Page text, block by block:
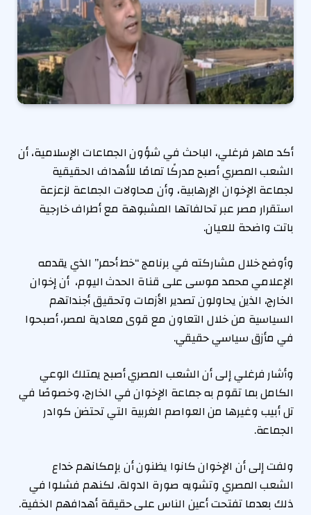
أكد ماهر فرغلي، الباحث في شؤون الجماعات الإسلامية، أن
الشعب المصري أصبح مدركًا تمامًا للأهداف الحقيقية
لجماعة الإخوان الإرهابية، وأن محاولات الجماعة لزعزعة
استقرار مصر عبر تحالفاتها المشبوهة مع أطراف خارجية
باتت واضحة للعيان.
وأوضح خلال مشاركته في برنامج “خط أحمر” الذي يقدمه
الإعلامي محمد موسى على قناة الحدث اليوم، أن إخوان
الخارج، الذين يحاولون تصدير الأزمات وتحقيق أجنداتهم
السياسية من خلال التعاون مع قوى معادية لمصر، أصبحوا
في مأزق سياسي حقيقي.
وأشار فرغلي إلى أن الشعب المصري أصبح يمتلك الوعي
الكامل بما تقوم به جماعة الإخوان في الخارج، وخصوصًا في
تل أبيب وغيرها من العواصم الغربية التي تحتضن كوادر
الجماعة.
ولفت إلى أن الإخوان كانوا يظنون أن بإمكانهم خداع
الشعب المصري وتشويه صورة الدولة، لكنهم فشلوا في
ذلك بعدما تفتحت أعين الناس على حقيقة أهدافهم الخفية.